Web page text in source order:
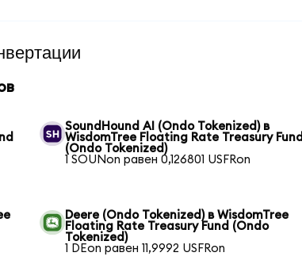
SoundHound AI (Ondo Tokenized) в
WisdomTree Floating Rate Treasury Fund
(Ondo Tokenized)
1 SOUNon равен 0,126801 USFRon
Deere (Ondo Tokenized) в WisdomTree
Floating Rate Treasury Fund (Ondo
Tokenized)
1 DEon равен 11,9992 USFRon